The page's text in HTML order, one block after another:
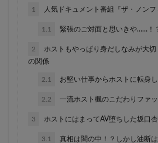
1 人気ドキュメント番組『ザ・ノン
1.1 緊張のご対面と思いきや……！
2
ホストもやっぱり身だしなみが大切
の関係
2.1 お堅い仕事からホストに転身
2.2 一流ホスト楓のこだわりファ
3 ホストにはまってAV堕ちした坂口
3.1 真相は闇の中！？しかし油断